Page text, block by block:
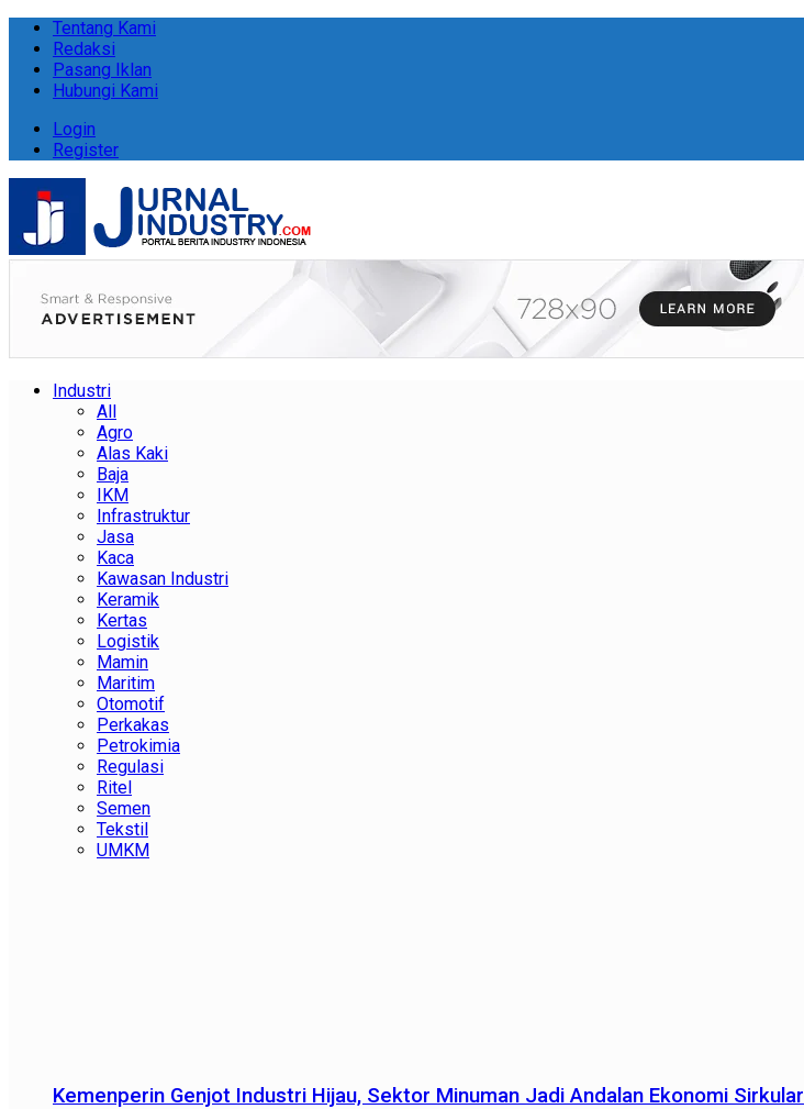
Tentang Kami
Redaksi
Pasang Iklan
Hubungi Kami
Login
Register
Industri
All
Agro
Alas Kaki
Baja
IKM
Infrastruktur
Jasa
Kaca
Kawasan Industri
Keramik
Kertas
Logistik
Mamin
Maritim
Otomotif
Perkakas
Petrokimia
Regulasi
Ritel
Semen
Tekstil
UMKM
Kemenperin Genjot Industri Hijau, Sektor Minuman Jadi Andalan Ekonomi Sirkular